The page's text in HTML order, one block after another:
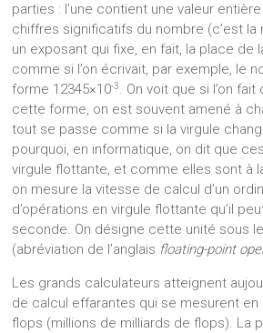
parties : l’une contient une valeur
chiffres significatifs du nombre (c’est la
un exposant qui fixe, en fait, la place de
comme si l’on écrivait, par exemple, le
forme 12345×10-3. On voit que si l’on
cette forme, on est souvent amené à
tout se passe comme si la virgule
pourquoi, en informatique, on dit que
virgule flottante, et comme elles sont à
on mesure la vitesse de calcul d’un
d’opérations en virgule flottante qu’il
seconde. On désigne cette unité sous
(abréviation de l’anglais floating-point
Les grands calculateurs atteignent
de calcul effarantes qui se mesurent
flops (millions de milliards de flops). La